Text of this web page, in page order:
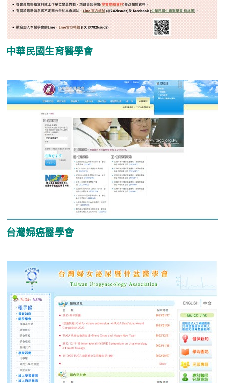
中華民國生育醫學會
台灣婦癌醫學會